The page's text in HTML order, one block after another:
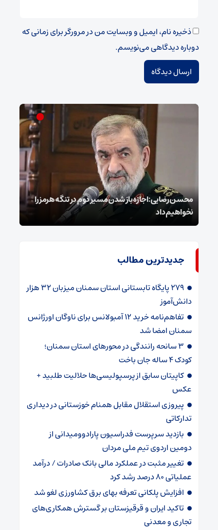
ذخیره نام، ایمیل و وبسایت من در مرورگر برای زمانی که
دوباره دیدگاهی می‌نویسم.
محسن رضایی: اجازه باز شدن مسیر دوم در تنگه هرمز را
نخواهیم داد
جدیدترین مطالب
۲۷۹ پایگاه تابستانی استان سمنان میزبان ۳۲ هزار
دانش‌آموز
تفاهم‌نامه خرید ۱۲ آمبولانس برای ناوگان اورژانس
سمنان امضا شد
۳ سانحه رانندگی در محورهای استان سمنان؛
کودک ۴ ساله جان باخت
کاپیتان سابق از پرسپولیسی‌ها حلالیت طلبید +
عکس
پیروزی استقلال مقابل همنام خوزستانی در دیداری
تدارکاتی
بازدید سرپرست فدراسیون پارادوومیدانی از
دومین اردوی تیم ملی مردان
تغییر مثبت در عملکرد مالی بانک صادرات / درآمد
عملیاتی ۸۰ درصد رشد کرد
افزایش پلکانی تعرفه بهای برق کشاورزی لغو شد
تاکید ایران و قرقیزستان بر گسترش همکاری‌های
تجاری و معدنی